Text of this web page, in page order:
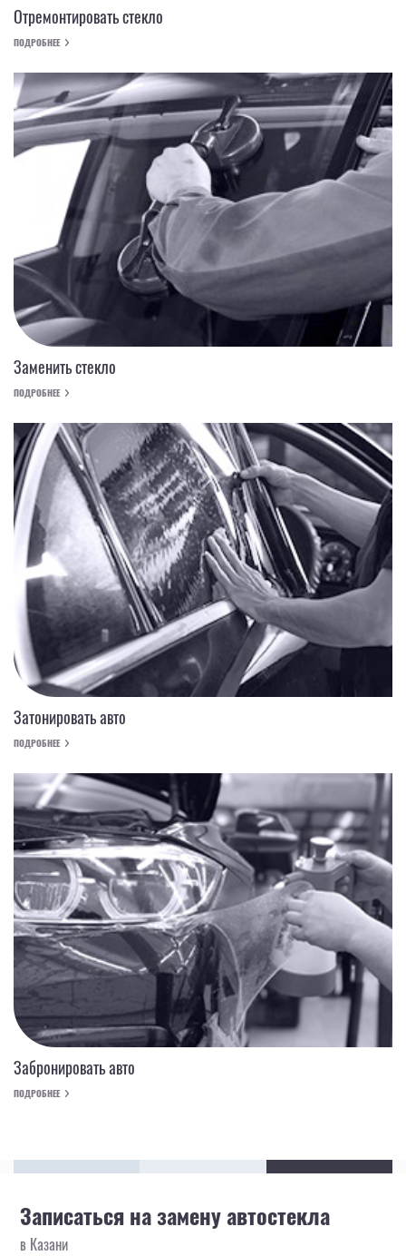
Отремонтировать стекло
ПОДРОБНЕЕ
Заменить стекло
ПОДРОБНЕЕ
Затонировать авто
ПОДРОБНЕЕ
Забронировать авто
ПОДРОБНЕЕ
Записаться на замену автостекла
в Казани